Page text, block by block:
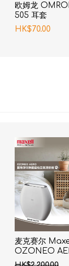
欧姆龙
505 耳套
HK$70.00
麦克赛尔
OZONEO
味除菌座台空气